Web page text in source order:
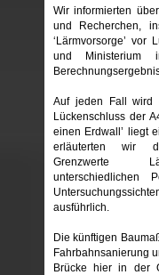
Wir informierten
und Recherchen,
‘Lärmvorsorge’ vor
und Ministerium
Auf jeden Fall wird
Lückenschluss der
einen Erdwall’ liegt
erläuterten wir
Grenzwerte
unterschiedlichen
ausführlich.
Die künftigen
Fahrbahnsanierung
Brücke hier in der